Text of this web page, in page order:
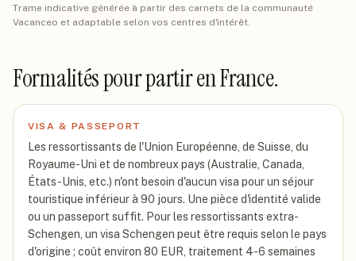
Trame indicative générée à partir des carnets de la communauté
Vacanceo et adaptable selon vos centres d'intérêt.
Formalités pour partiren France.
VISA & PASSEPORT
Les ressortissants de l'Union Européenne, de Suisse, du
Royaume-Uni et de nombreux pays (Australie, Canada,
États-Unis, etc.) n'ont besoin d'aucun visa pour un séjour
touristique inférieur à 90 jours. Une pièce d'identité valide
ou un passeport suffit. Pour les ressortissants extra-
Schengen, un visa Schengen peut être requis selon le pays
d'origine ; coût environ 80 EUR, traitement 4-6 semaines